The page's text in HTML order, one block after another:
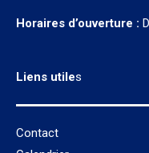
Horaires d’ouverture :
Liens utiles
Contact